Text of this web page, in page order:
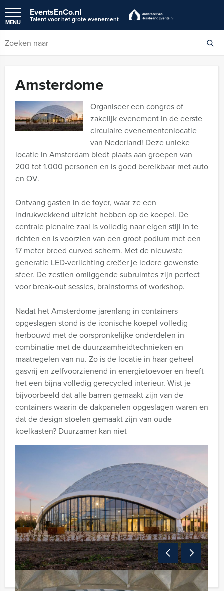
EventsEnCo.nl
Talent voor het grote evenement
MENU
Amsterdome
Organiseer een congres of
zakelijk evenement in de eerste
circulaire evenementenlocatie
van Nederland! Deze unieke
locatie in Amsterdam biedt plaats aan groepen van
200 tot 1.000 personen en is goed bereikbaar met auto
en OV.
Ontvang gasten in de foyer, waar ze een
indrukwekkend uitzicht hebben op de koepel. De
centrale plenaire zaal is volledig naar eigen stijl in te
richten en is voorzien van een groot podium met een
17 meter breed curved scherm. Met de nieuwste
generatie LED-verlichting creëer je iedere gewenste
sfeer. De zestien omliggende subruimtes zijn perfect
voor break-out sessies, brainstorms of workshop.
Nadat het Amsterdome jarenlang in containers
opgeslagen stond is de iconische koepel volledig
herbouwd met de oorspronkelijke onderdelen in
combinatie met de duurzaamheidtechnieken en
maatregelen van nu. Zo is de locatie in haar geheel
gasvrij en zelfvoorzienend in energietoevoer en heeft
het een bijna volledig gerecycled interieur. Wist je
bijvoorbeeld dat alle barren gemaakt zijn van de
containers waarin de dakpanelen opgeslagen waren en
dat de design stoelen gemaakt zijn van oude
koelkasten? Duurzamer kan niet